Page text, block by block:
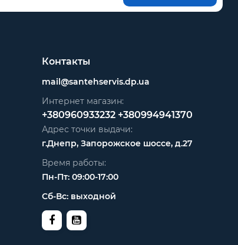
Контакты
mail@santehservis.dp.ua
Интернет магазин:
+380960933232 +380994941370
Адрес точки выдачи:
г.Днепр, Запорожское шоссе, д.27
Время работы:
Пн-Пт: 09:00-17:00
Сб-Вс: выходной